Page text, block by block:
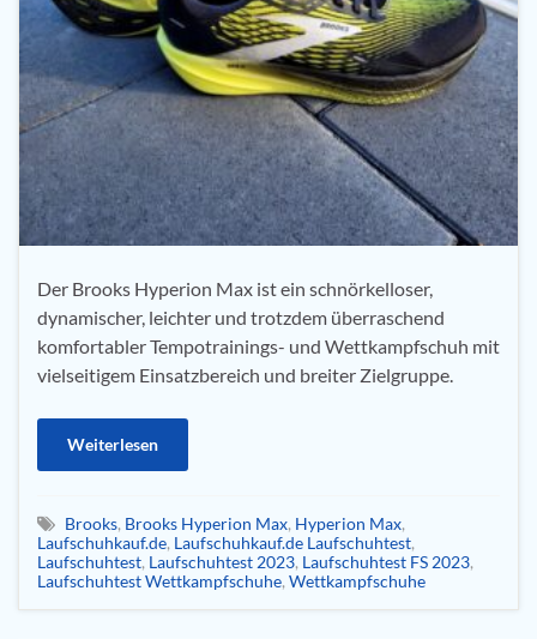
Der Brooks Hyperion Max ist ein schnörkelloser,
dynamischer, leichter und trotzdem überraschend
komfortabler Tempotrainings- und Wettkampfschuh mit
vielseitigem Einsatzbereich und breiter Zielgruppe.
Weiterlesen
Brooks, Brooks Hyperion Max, Hyperion Max,
Laufschuhkauf.de, Laufschuhkauf.de Laufschuhtest,
Laufschuhtest, Laufschuhtest 2023, Laufschuhtest FS 2023,
Laufschuhtest Wettkampfschuhe, Wettkampfschuhe